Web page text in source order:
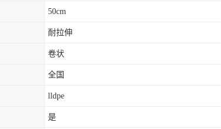
50cm
耐拉伸
卷状
全国
lldpe
是